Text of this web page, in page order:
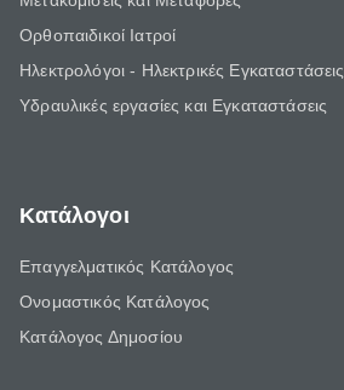
Ορθοπαιδικοί Ιατροί
Ηλεκτρολόγοι - Ηλεκτρικές Εγκαταστάσεις
Υδραυλικές εργασίες και Εγκαταστάσεις
Κατάλογοι
Επαγγελματικός Κατάλογος
Ονομαστικός Κατάλογος
Κατάλογος Δημοσίου